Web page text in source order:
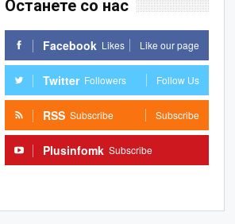
Останете со нас
Facebook Likes Like our page
Twitter Followers Follow Us
RSS Subscribe Subscribe
Plusinfomk Subscribe